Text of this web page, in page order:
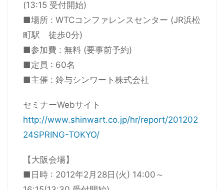
(13:15 受付開始)
■場所 : WTCコンファレンスセンター (JR浜松
町駅 徒歩0分)
■参加費 : 無料 (要事前予約)
■定員 : 60名
■主催 : 鈴与シンワート株式会社
セミナーWebサイト
http://www.shinwart.co.jp/hr/report/201202
24SPRING-TOKYO/
【大阪会場】
■日時 : 2012年2月28日(火) 14:00～